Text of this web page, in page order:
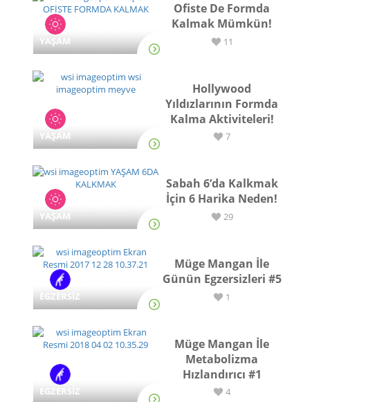
YAŞAM
Ofiste De Formda
Kalmak Mümkün!
11
YAŞAM
Hollywood
Yıldızlarının Formda
Kalma Aktiviteleri!
7
YAŞAM
Sabah 6’da Kalkmak
İçin 6 Harika Neden!
29
EGZERSİZ
Müge Mangan İle
Günün Egzersizleri #5
1
EGZERSİZ
Müge Mangan İle
Metabolizma
Hızlandırıcı #1
4